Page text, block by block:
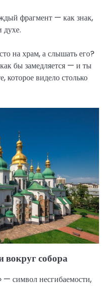
фрагмент — как знак,
духе.
на храм, а слышать его?
бы замедляется — и ты
которое видело столько
вокруг собора
символ несгибаемости,